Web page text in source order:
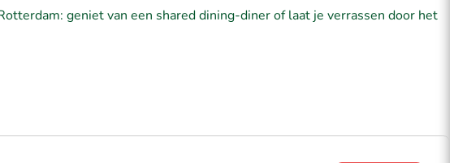
geniet van een shared dining-diner of laat je verrassen door het